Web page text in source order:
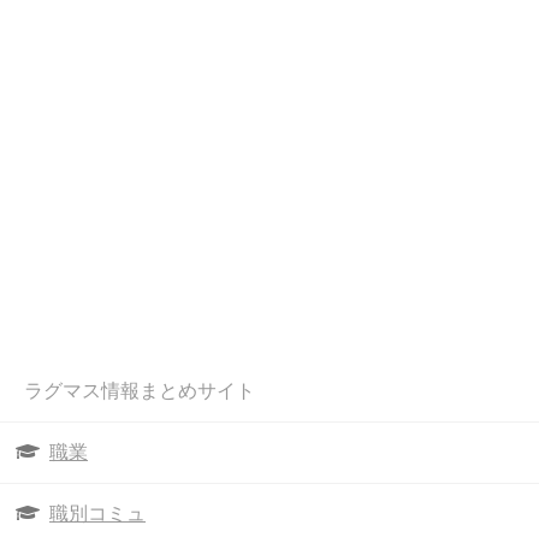
ラグマス情報まとめサイト
職業
職別コミュ